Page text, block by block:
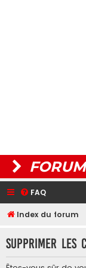
FORUM
FAQ
Index du forum
Supprimer les